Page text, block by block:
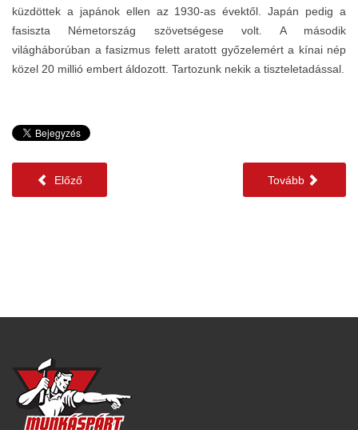
küzdöttek a japánok ellen az 1930-as évektől. Japán pedig a
fasiszta Németország szövetségese volt. A második
világháborúban a fasizmus felett aratott győzelemért a kínai nép
közel 20 millió embert áldozott. Tartozunk nekik a tiszteletadással.
Előző Tovább